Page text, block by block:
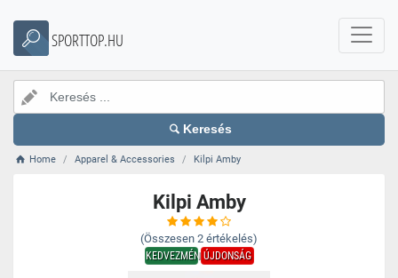
SPORTTOP.HU
Keresés
Home Apparel & Accessories Kilpi Amby
Kilpi Amby
(Összesen 2 értékelés)
KEDVEZMÉNYÚJDONSÁG